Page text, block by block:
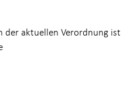
der aktuellen Verordnung ist